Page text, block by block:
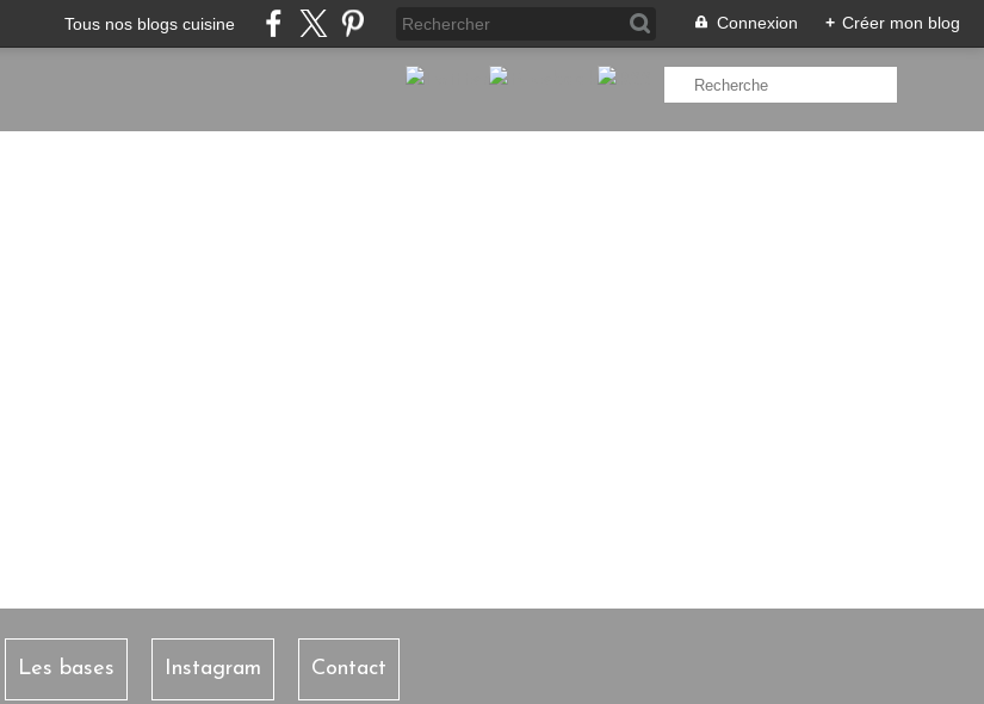
Tous nos blogs cuisine Connexion + Créer mon blog
Les bases Instagram Contact